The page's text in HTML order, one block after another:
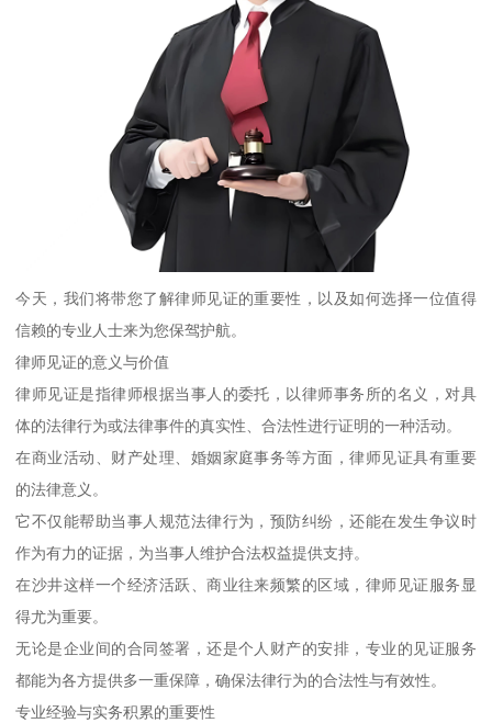
今天，我们将带您了解律师见证的重要性，以及如何选择一位值得
信赖的专业人士来为您保驾护航。
律师见证的意义与价值
律师见证是指律师根据当事人的委托，以律师事务所的名义，对具
体的法律行为或法律事件的真实性、合法性进行证明的一种活动。
在商业活动、财产处理、婚姻家庭事务等方面，律师见证具有重要
的法律意义。
它不仅能帮助当事人规范法律行为，预防纠纷，还能在发生争议时
作为有力的证据，为当事人维护合法权益提供支持。
在沙井这样一个经济活跃、商业往来频繁的区域，律师见证服务显
得尤为重要。
无论是企业间的合同签署，还是个人财产的安排，专业的见证服务
都能为各方提供多一重保障，确保法律行为的合法性与有效性。
专业经验与实务积累的重要性